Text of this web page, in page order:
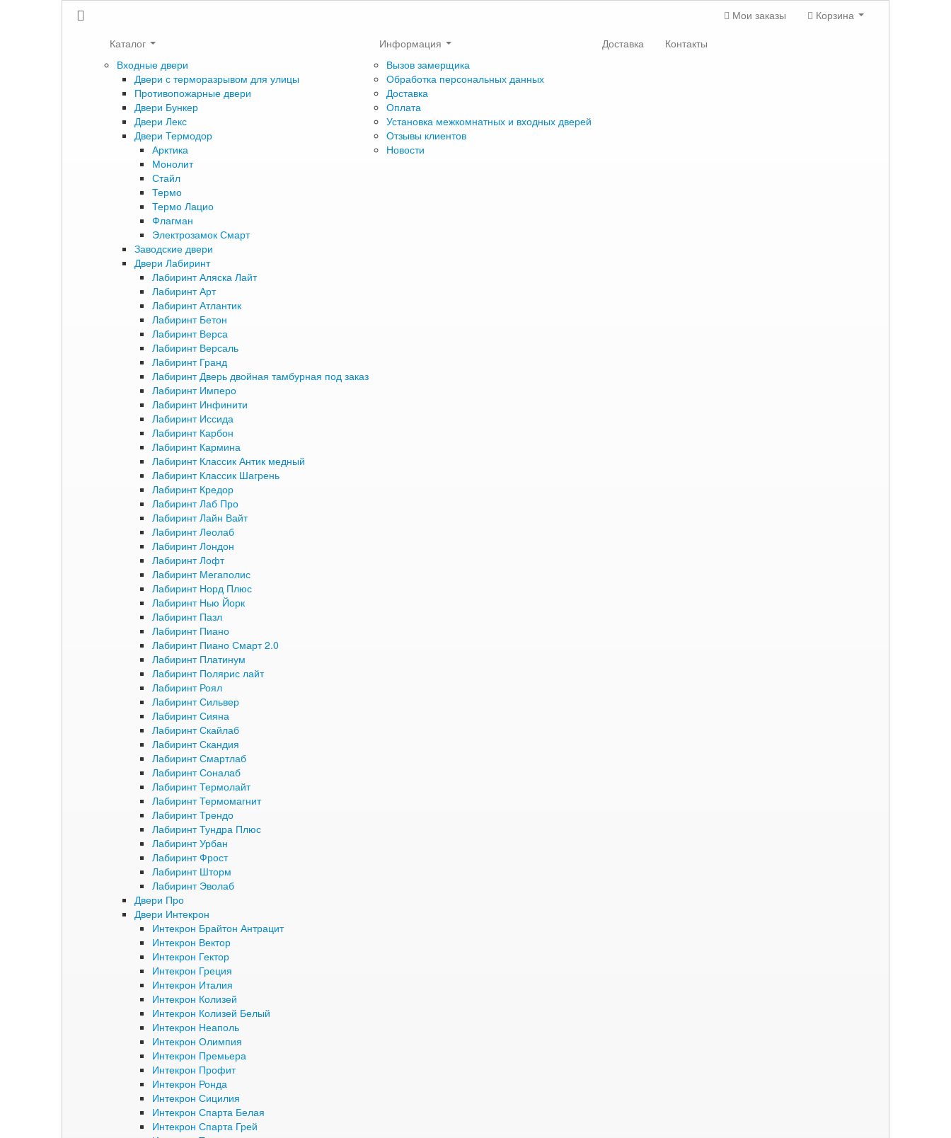
Мои заказы
Корзина
Каталог
Входные двери
Двери с терморазрывом для улицы
Противопожарные двери
Двери Бункер
Двери Лекс
Двери Термодор
Арктика
Монолит
Стайл
Термо
Термо Лацио
Флагман
Электрозамок Смарт
Заводские двери
Двери Лабиринт
Лабиринт Аляска Лайт
Лабиринт Арт
Лабиринт Атлантик
Лабиринт Бетон
Лабиринт Верса
Лабиринт Версаль
Лабиринт Гранд
Лабиринт Дверь двойная тамбурная под заказ
Лабиринт Имперо
Лабиринт Инфинити
Лабиринт Иссида
Лабиринт Карбон
Лабиринт Кармина
Лабиринт Классик Антик медный
Лабиринт Классик Шагрень
Лабиринт Кредор
Лабиринт Лаб Про
Лабиринт Лайн Вайт
Лабиринт Леолаб
Лабиринт Лондон
Лабиринт Лофт
Лабиринт Мегаполис
Лабиринт Норд Плюс
Лабиринт Нью Йорк
Лабиринт Пазл
Лабиринт Пиано
Лабиринт Пиано Смарт 2.0
Лабиринт Платинум
Лабиринт Полярис лайт
Лабиринт Роял
Лабиринт Сильвер
Лабиринт Сияна
Лабиринт Скайлаб
Лабиринт Скандия
Лабиринт Смартлаб
Лабиринт Соналаб
Лабиринт Термолайт
Лабиринт Термомагнит
Лабиринт Трендо
Лабиринт Тундра Плюс
Лабиринт Урбан
Лабиринт Фрост
Лабиринт Шторм
Лабиринт Эволаб
Двери Про
Двери Интекрон
Интекрон Брайтон Антрацит
Интекрон Вектор
Интекрон Гектор
Интекрон Греция
Интекрон Италия
Интекрон Колизей
Интекрон Колизей Белый
Интекрон Неаполь
Интекрон Олимпия
Интекрон Премьера
Интекрон Профит
Интекрон Ронда
Интекрон Сицилия
Интекрон Спарта Белая
Интекрон Спарта Грей
Информация
Вызов замерщика
Обработка персональных данных
Доставка
Оплата
Установка межкомнатных и входных дверей
Отзывы клиентов
Новости
Доставка Контакты